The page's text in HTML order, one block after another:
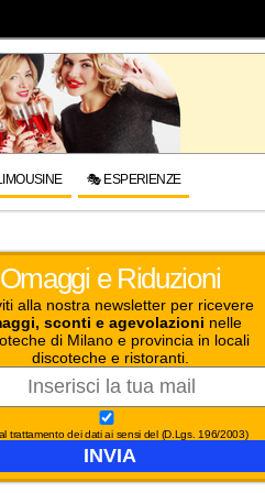
🎭 ESPERIENZE
Omaggi e Riduzioni
alla nostra newsletter per ricevere
sconti e agevolazioni nelle
di Milano e provincia in locali
discoteche e ristoranti.
trattamento dei dati ai sensi del (D.Lgs. 196/2003)